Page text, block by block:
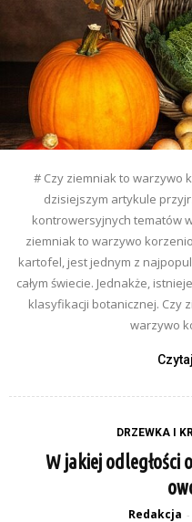
# Czy ziemniak to warzywo
dzisiejszym artykule
kontrowersyjnych tematów
ziemniak to warzywo
kartofel, jest jednym z
całym świecie. Jednakże,
klasyfikacji botanicznej. Czy
warzywo
DRZEWKA I
W jakiej odległości
Redakcja -